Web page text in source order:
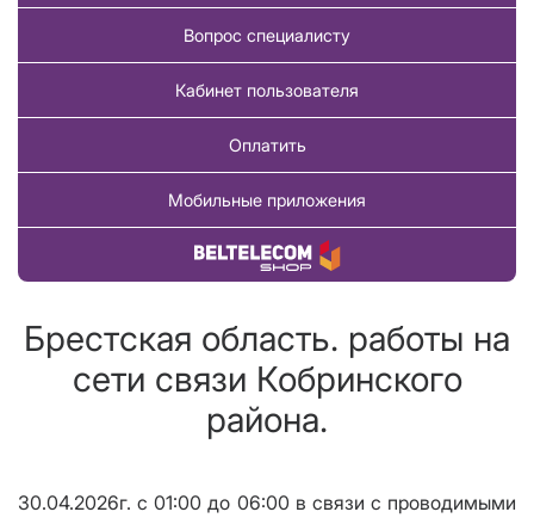
Вопрос специалисту
Кабинет пользователя
Оплатить
Мобильные приложения
Купить товар
Брестская область. работы на
сети связи Кобринского
района.
30.04.2026г. с 01:00 до 06:00 в связи с проводимыми